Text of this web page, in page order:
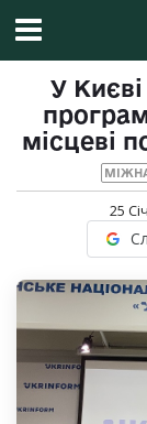
У
місцеві
25